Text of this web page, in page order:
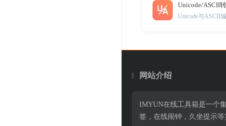
Unicode/ASCII
Unicode与ASCII
网站介绍
IMYUN在线工具箱是一个
签，在线闹钟，久坐提示